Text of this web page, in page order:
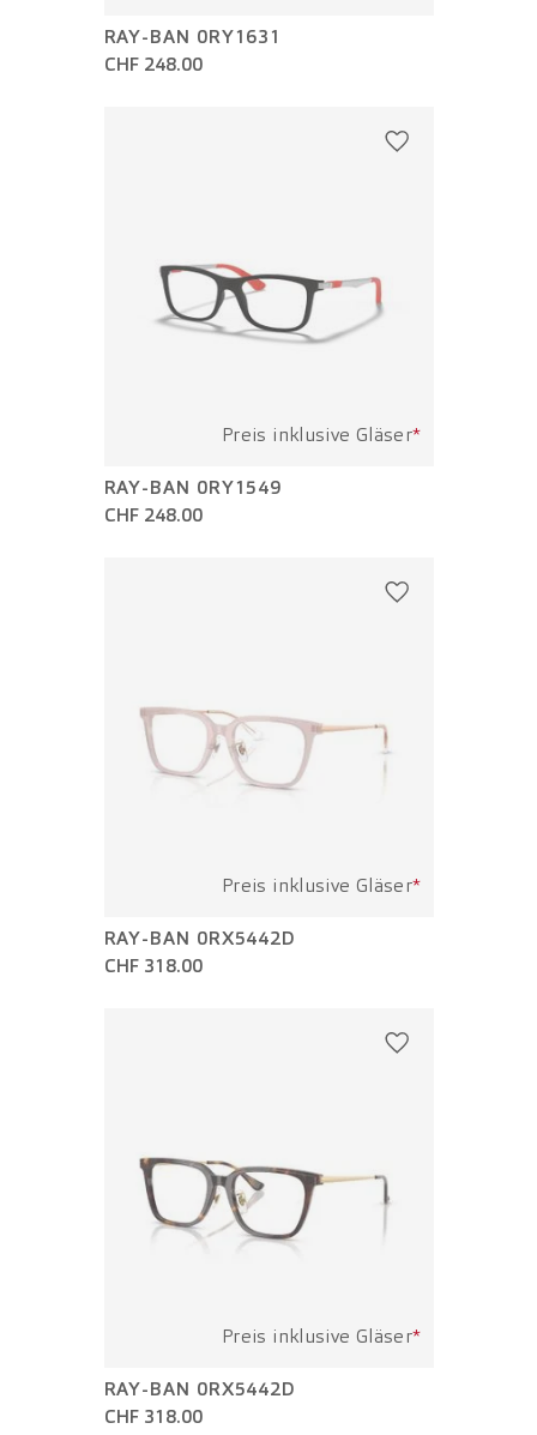
RAY-BAN 0RY1631
CHF 248.00
Preis inklusive Gläser*
RAY-BAN 0RY1549
CHF 248.00
Preis inklusive Gläser*
RAY-BAN 0RX5442D
CHF 318.00
Preis inklusive Gläser*
RAY-BAN 0RX5442D
CHF 318.00